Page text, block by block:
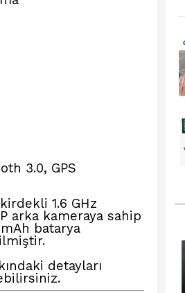
3.0, GPS
1.6 GHz
arka kameraya sahip
batarya
detayları